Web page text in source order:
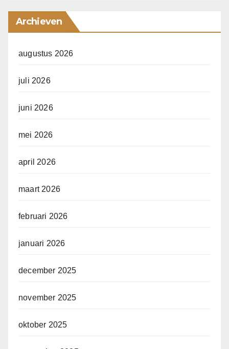
Archieven
augustus 2026
juli 2026
juni 2026
mei 2026
april 2026
maart 2026
februari 2026
januari 2026
december 2025
november 2025
oktober 2025